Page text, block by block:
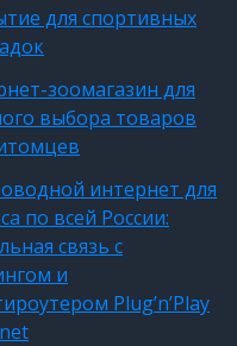
для спортивных
зоомагазин для
выбора товаров
интернет для
по всей России:
связь с
и
Plug’n’Play